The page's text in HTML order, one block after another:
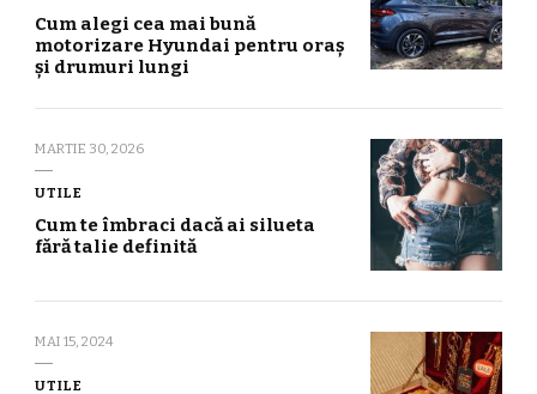
Cum alegi cea mai bună
motorizare Hyundai pentru oraș
și drumuri lungi
MARTIE 30, 2026
UTILE
Cum te îmbraci dacă ai silueta
fără talie definită
MAI 15, 2024
UTILE